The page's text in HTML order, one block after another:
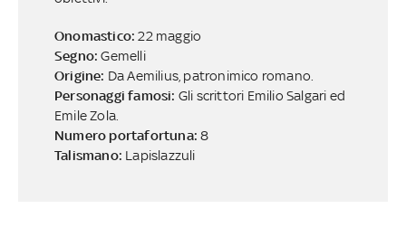
Onomastico:22 maggio
Segno:Gemelli
Origine: Da Aemilius, patronimico romano.
Personaggi famosi: Gli scrittori Emilio Salgari ed
Emile Zola.
Numero portafortuna:8
Talismano: Lapislazzuli